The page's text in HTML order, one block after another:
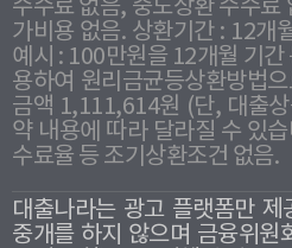
수수료 없음, 중도상환 수수료
가비용 없음. 상환기간 : 12개
예시 : 100만원을 12개월 기
용하여 원리금균등상환방법
금액 1,111,614원 (단, 대출
약 내용에 따라 달라질 수 있
수료율 등 조기상환조건 없음.
대출나라는 광고 플랫폼만
중개를 하지 않으며 금융위원